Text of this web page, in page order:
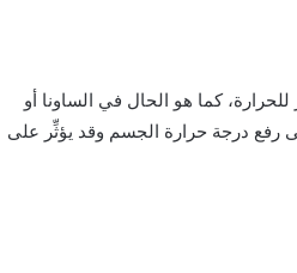
كما هو الحال في الساونا أو
رفع درجة حرارة الجسم وقد يؤثِّر على